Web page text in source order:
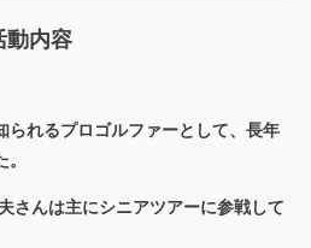
動内容
られるプロゴルファーとして、長年
さんは主にシニアツアーに参戦して